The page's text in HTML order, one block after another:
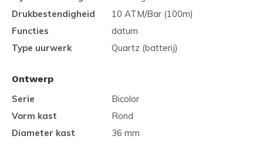
Drukbestendigheid
10 ATM/Bar (100m)
Functies
datum
Type uurwerk
Quartz (batterij)
Ontwerp
Serie
Bicolor
Vorm kast
Rond
Diameter kast
36 mm